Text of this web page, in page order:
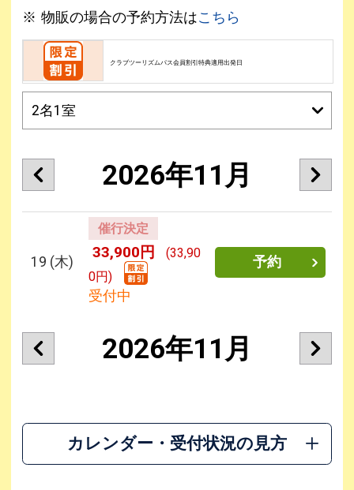
物販の場合の予約方法はこちら
クラブツーリズムパス会員割引特典適用出発日
2026年11月
19 (木)
催行決定
33,900円
(33,90
0円)
受付中
予約
2026年11月
カレンダー・受付状況の見方